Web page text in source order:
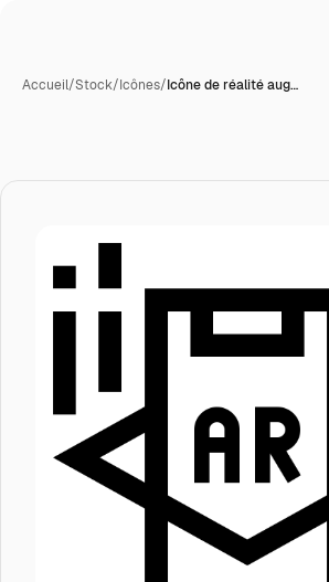
Accueil/Stock/Icônes/Icône de réalité aug…